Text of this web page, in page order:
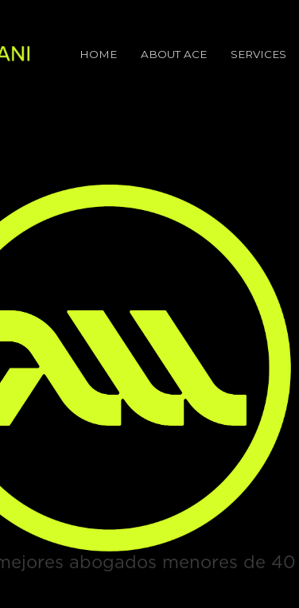
HOME ABOUT ACE SERVICES
abogados menores de 40